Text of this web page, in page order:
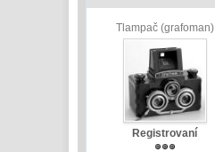
Tlampač (grafoman)
Registrovaní